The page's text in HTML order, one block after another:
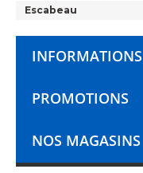
Escabeau
INFORMATIONS
PROMOTIONS
NOS MAGASINS